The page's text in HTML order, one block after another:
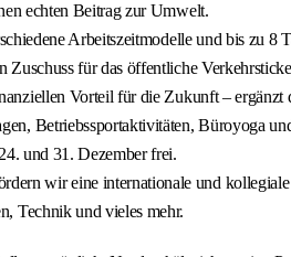
echten Beitrag zur Umwelt.
Arbeitszeitmodelle und bis zu 8
für das öffentliche
Vorteil für die Zukunft –
Betriebssportaktivitäten, Büroyoga
und 31. Dezember frei.
wir eine internationale und
Technik und vieles mehr.